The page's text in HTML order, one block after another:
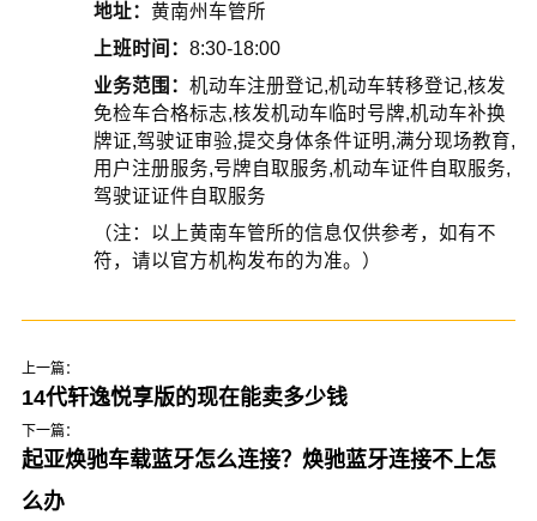
地址： 黄南州车管所
上班时间： 8:30-18:00
业务范围： 机动车注册登记,机动车转移登记,核发
免检车合格标志,核发机动车临时号牌,机动车补换
牌证,驾驶证审验,提交身体条件证明,满分现场教育,
用户注册服务,号牌自取服务,机动车证件自取服务,
驾驶证证件自取服务
（注：以上黄南车管所的信息仅供参考，如有不
符，请以官方机构发布的为准。）
上一篇：
14代轩逸悦享版的现在能卖多少钱
下一篇：
起亚焕驰车载蓝牙怎么连接？焕驰蓝牙连接不上怎
么办